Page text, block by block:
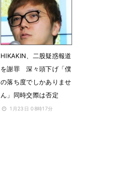
12月13日 08時09分
HIKAKIN、二股疑惑報道
を謝罪 深々頭下げ「僕
の落ち度でしかありませ
ん」同時交際は否定
1月23日 08時17分